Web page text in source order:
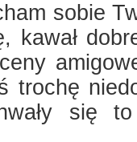
sobie
kawał
trochę
się